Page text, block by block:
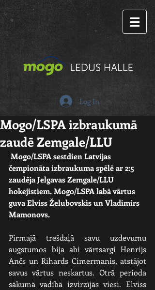
Log In
Mogo/LSPA izbraukumā
zaudē Zemgale/LLU
Mogo/LSPA sestdien Latvijas
čempionāta izbraukuma spēlē ar 2:5
zaudēja Jelgavas Zemgale/LLU
hokejistiem. Mogo/LSPA labā vārtus
guva Elviss Želubovskis un Vladimirs
Mamonovs.
Pirmajā trešdaļā savu uzdevumu
augstumos bija abi vārtsargi Henrijs
Ančs un Rihards Cimermanis, atstājot
savus vārtus neskartus. Otrā perioda
sākumā vadībā izvirzījās viesi. Elviss